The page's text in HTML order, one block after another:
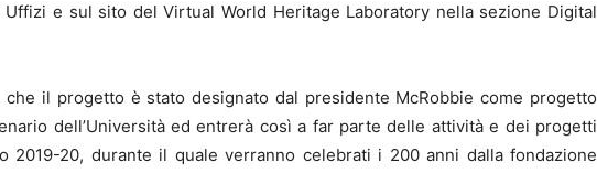
e sul sito del Virtual World Heritage Laboratory nella sezione Digital
che il progetto è stato designato dal presidente McRobbie come progetto
dell’Università ed entrerà così a far parte delle attività e dei progetti
2019-20, durante il quale verranno celebrati i 200 anni dalla fondazione